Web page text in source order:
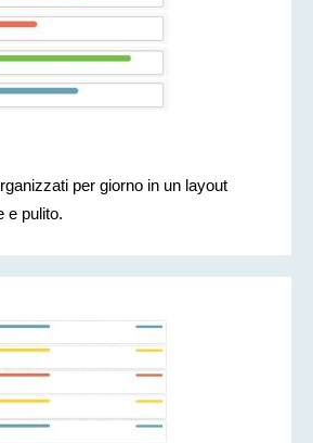
per giorno in un layout
e pulito.